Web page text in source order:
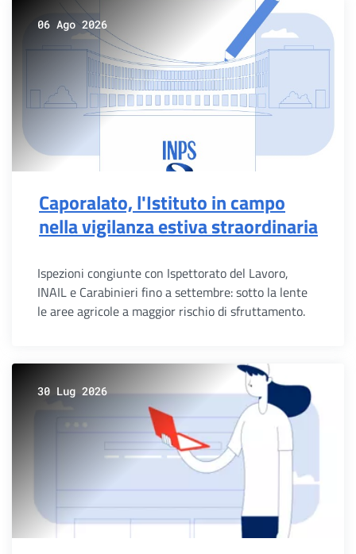
06 Ago 2026
Caporalato, l'Istituto in campo
nella vigilanza estiva straordinaria
Ispezioni congiunte con Ispettorato del Lavoro,
INAIL e Carabinieri fino a settembre: sotto la lente
le aree agricole a maggior rischio di sfruttamento.
30 Lug 2026